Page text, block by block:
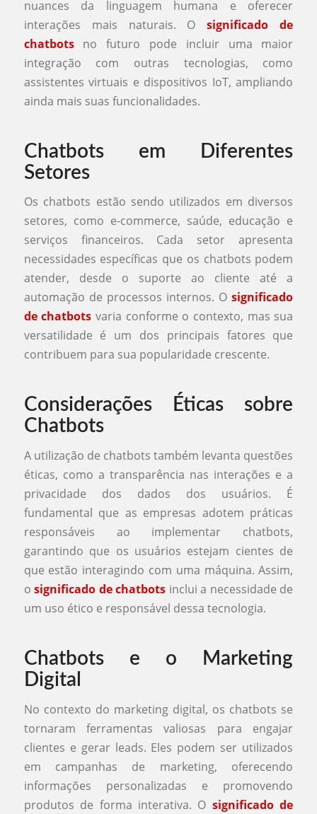
nuances da linguagem humana e oferecer
interações mais naturais. Osignificado de
chatbotsno futuro pode incluir uma maior
integração com outras tecnologias, como
assistentes virtuais e dispositivos IoT, ampliando
ainda mais suas funcionalidades.
Chatbots em Diferentes
Setores
Os chatbots estão sendo utilizados em diversos
setores, como e-commerce, saúde, educação e
serviços financeiros. Cada setor apresenta
necessidades específicas que os chatbots podem
atender, desde o suporte ao cliente até a
automação de processos internos. Osignificado
de chatbots varia conforme o contexto, mas sua
versatilidade é um dos principais fatores que
contribuem para sua popularidade crescente.
Considerações Éticas sobre
Chatbots
A utilização de chatbots também levanta questões
éticas, como a transparência nas interações e a
privacidade dos dados dos usuários. É
fundamental que as empresas adotem práticas
responsáveis ao implementar chatbots,
garantindo que os usuários estejam cientes de
que estão interagindo com uma máquina. Assim,
osignificado de chatbots inclui a necessidade de
um uso ético e responsável dessa tecnologia.
Chatbots e o Marketing
Digital
No contexto do marketing digital, os chatbots se
tornaram ferramentas valiosas para engajar
clientes e gerar leads. Eles podem ser utilizados
em campanhas de marketing, oferecendo
informações personalizadas e promovendo
produtos de forma interativa. O significado de